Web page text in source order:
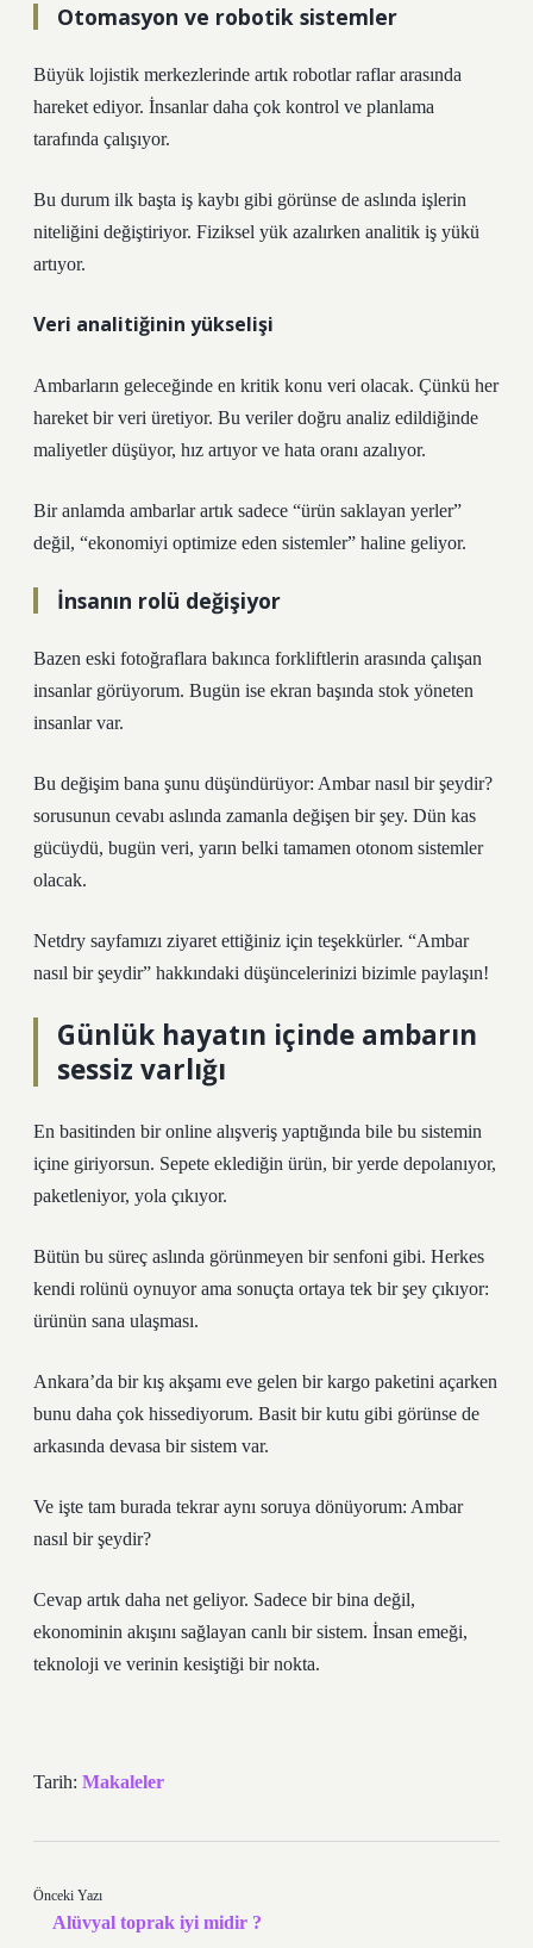
Otomasyon ve robotik sistemler
Büyük lojistik merkezlerinde artık robotlar raflar arasında
hareket ediyor. İnsanlar daha çok kontrol ve planlama
tarafında çalışıyor.
Bu durum ilk başta iş kaybı gibi görünse de aslında işlerin
niteliğini değiştiriyor. Fiziksel yük azalırken analitik iş yükü
artıyor.
Veri analitiğinin yükselişi
Ambarların geleceğinde en kritik konu veri olacak. Çünkü her
hareket bir veri üretiyor. Bu veriler doğru analiz edildiğinde
maliyetler düşüyor, hız artıyor ve hata oranı azalıyor.
Bir anlamda ambarlar artık sadece “ürün saklayan yerler”
değil, “ekonomiyi optimize eden sistemler” haline geliyor.
İnsanın rolü değişiyor
Bazen eski fotoğraflara bakınca forkliftlerin arasında çalışan
insanlar görüyorum. Bugün ise ekran başında stok yöneten
insanlar var.
Bu değişim bana şunu düşündürüyor: Ambar nasıl bir şeydir?
sorusunun cevabı aslında zamanla değişen bir şey. Dün kas
gücüydü, bugün veri, yarın belki tamamen otonom sistemler
olacak.
Netdry sayfamızı ziyaret ettiğiniz için teşekkürler. “Ambar
nasıl bir şeydir” hakkındaki düşüncelerinizi bizimle paylaşın!
Günlük hayatın içinde ambarın
sessiz varlığı
En basitinden bir online alışveriş yaptığında bile bu sistemin
içine giriyorsun. Sepete eklediğin ürün, bir yerde depolanıyor,
paketleniyor, yola çıkıyor.
Bütün bu süreç aslında görünmeyen bir senfoni gibi. Herkes
kendi rolünü oynuyor ama sonuçta ortaya tek bir şey çıkıyor:
ürünün sana ulaşması.
Ankara’da bir kış akşamı eve gelen bir kargo paketini açarken
bunu daha çok hissediyorum. Basit bir kutu gibi görünse de
arkasında devasa bir sistem var.
Ve işte tam burada tekrar aynı soruya dönüyorum: Ambar
nasıl bir şeydir?
Cevap artık daha net geliyor. Sadece bir bina değil,
ekonominin akışını sağlayan canlı bir sistem. İnsan emeği,
teknoloji ve verinin kesiştiği bir nokta.
Tarih: Makaleler
Önceki Yazı
Alüvyal toprak iyi midir ?